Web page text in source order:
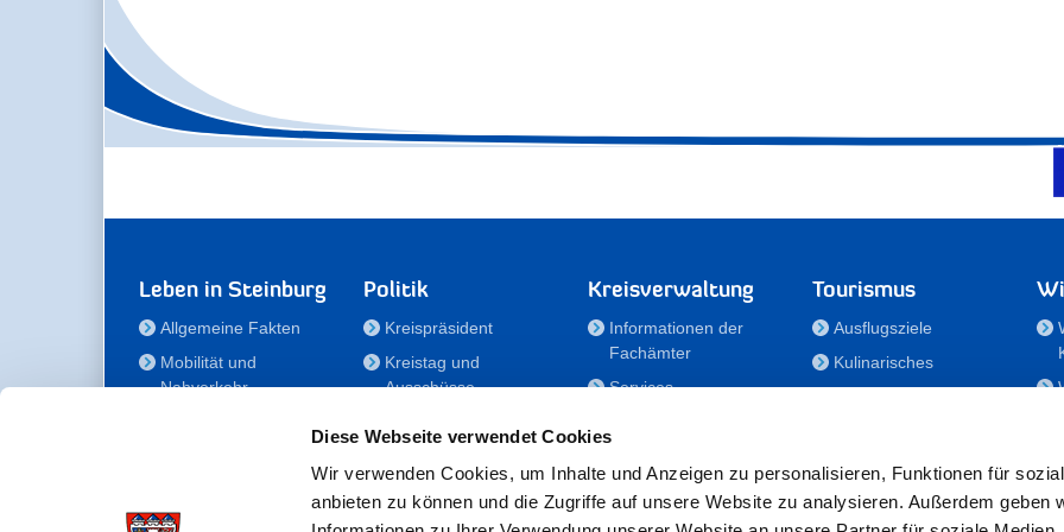
Diese Webseite verwendet Cookies
Wir verwenden Cookies, um Inhalte und Anzeigen zu personalisieren, Funktionen für
anbieten zu können und die Zugriffe auf unsere Website zu analysieren. Außerdem geben
Leben in Steinburg
Allgemeine Fakten
Mobilität und
Nahverkehr
Gesundheit
Politik
Kreispräsident
Kreistag und
Ausschüsse
für Menschen mit
Behinderung
Der
Kreisverwaltung
Informationen der
Fachämter
Services
Nachwuchskräfte
Notdienste
Tourismus
Ausflugsziele
Kulinarisches
Veranstaltungen